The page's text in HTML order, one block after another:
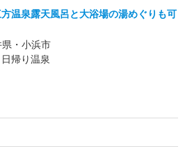
温泉露天風呂と大浴場の湯めぐりも可
県・小浜市
帰り温泉